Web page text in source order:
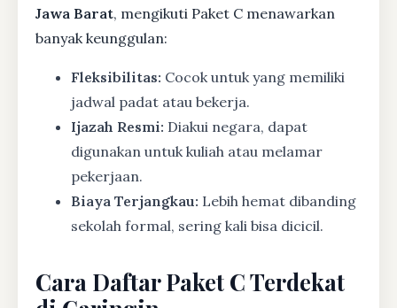
Jawa Barat, mengikuti Paket C menawarkan
banyak keunggulan:
Fleksibilitas: Cocok untuk yang memiliki
jadwal padat atau bekerja.
Ijazah Resmi: Diakui negara, dapat
digunakan untuk kuliah atau melamar
pekerjaan.
Biaya Terjangkau: Lebih hemat dibanding
sekolah formal, sering kali bisa dicicil.
Cara Daftar Paket C Terdekat